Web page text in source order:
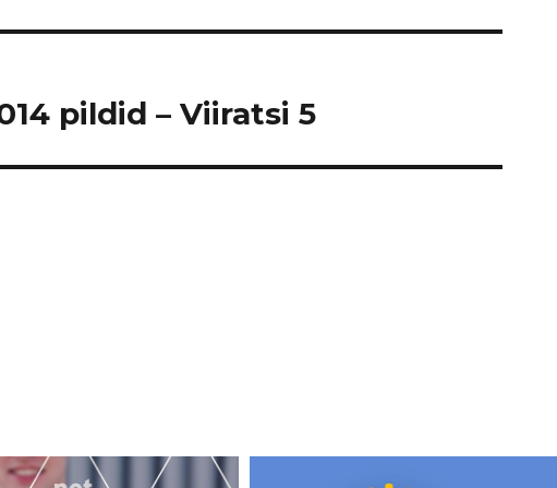
pildid – Viiratsi 5